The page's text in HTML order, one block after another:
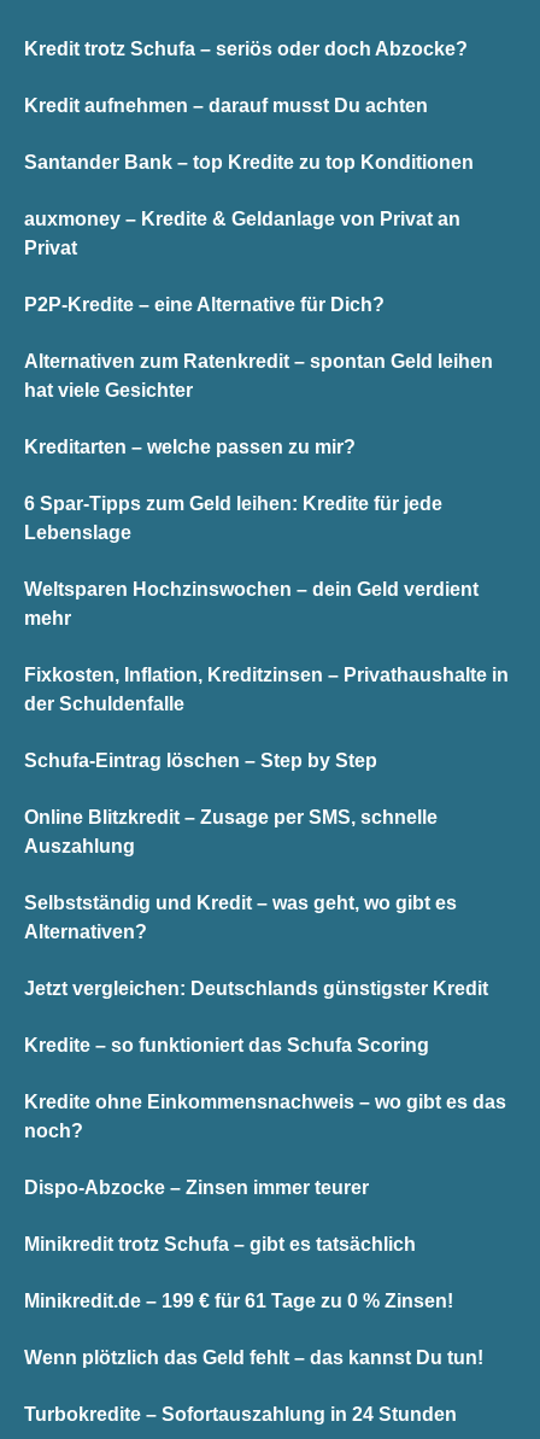
Kredit trotz Schufa – seriös oder doch Abzocke?
Kredit aufnehmen – darauf musst Du achten
Santander Bank – top Kredite zu top Konditionen
auxmoney – Kredite & Geldanlage von Privat an
Privat
P2P-Kredite – eine Alternative für Dich?
Alternativen zum Ratenkredit – spontan Geld leihen
hat viele Gesichter
Kreditarten – welche passen zu mir?
6 Spar-Tipps zum Geld leihen: Kredite für jede
Lebenslage
Weltsparen Hochzinswochen – dein Geld verdient
mehr
Fixkosten, Inflation, Kreditzinsen – Privathaushalte in
der Schuldenfalle
Schufa-Eintrag löschen – Step by Step
Online Blitzkredit – Zusage per SMS, schnelle
Auszahlung
Selbstständig und Kredit – was geht, wo gibt es
Alternativen?
Jetzt vergleichen: Deutschlands günstigster Kredit
Kredite – so funktioniert das Schufa Scoring
Kredite ohne Einkommensnachweis – wo gibt es das
noch?
Dispo-Abzocke – Zinsen immer teurer
Minikredit trotz Schufa – gibt es tatsächlich
Minikredit.de – 199 € für 61 Tage zu 0 % Zinsen!
Wenn plötzlich das Geld fehlt – das kannst Du tun!
Turbokredite – Sofortauszahlung in 24 Stunden